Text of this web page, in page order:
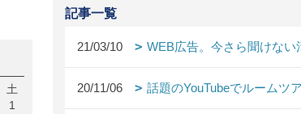
記事一覧
21/03/10 WEB広告。今さら聞けない
20/11/06 話題のYouTubeでルームツ
土
1